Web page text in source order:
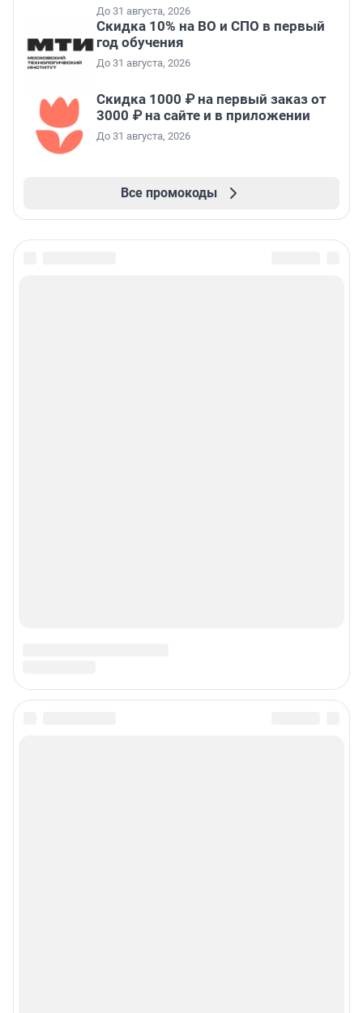
До 31 августа, 2026
Скидка 10% на ВО и СПО в первый
год обучения
До 31 августа, 2026
Скидка 1000 ₽ на первый заказ от
3000 ₽ на сайте и в приложении
До 31 августа, 2026
Все промокоды